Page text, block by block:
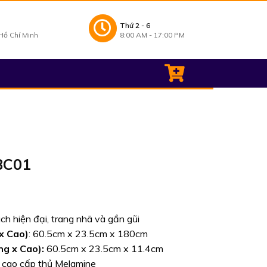
Chí Minh
Thứ 2 - 6
8:00 AM - 17:00 PM
hiện đại, trang nhã và gần gũi
Cao): 60.5cm x 23.5cm x 180cm
x Cao): 60.5cm x 23.5cm x 11.4cm
cấp thủ Melamine